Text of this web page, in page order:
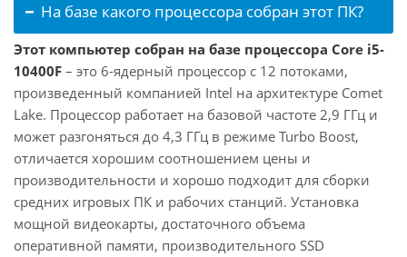
На базе какого процессора собран этот ПК?
Этот компьютер собран на базе процессора Core i5-
10400F – это 6-ядерный процессор с 12 потоками,
произведенный компанией Intel на архитектуре Comet
Lake. Процессор работает на базовой частоте 2,9 ГГц и
может разгоняться до 4,3 ГГц в режиме Turbo Boost,
отличается хорошим соотношением цены и
производительности и хорошо подходит для сборки
средних игровых ПК и рабочих станций. Установка
мощной видеокарты, достаточного объема
оперативной памяти, производительного SSD